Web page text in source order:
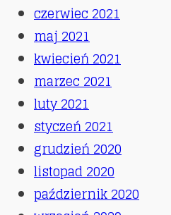
czerwiec 2021
maj 2021
kwiecień 2021
marzec 2021
luty 2021
styczeń 2021
grudzień 2020
listopad 2020
październik 2020